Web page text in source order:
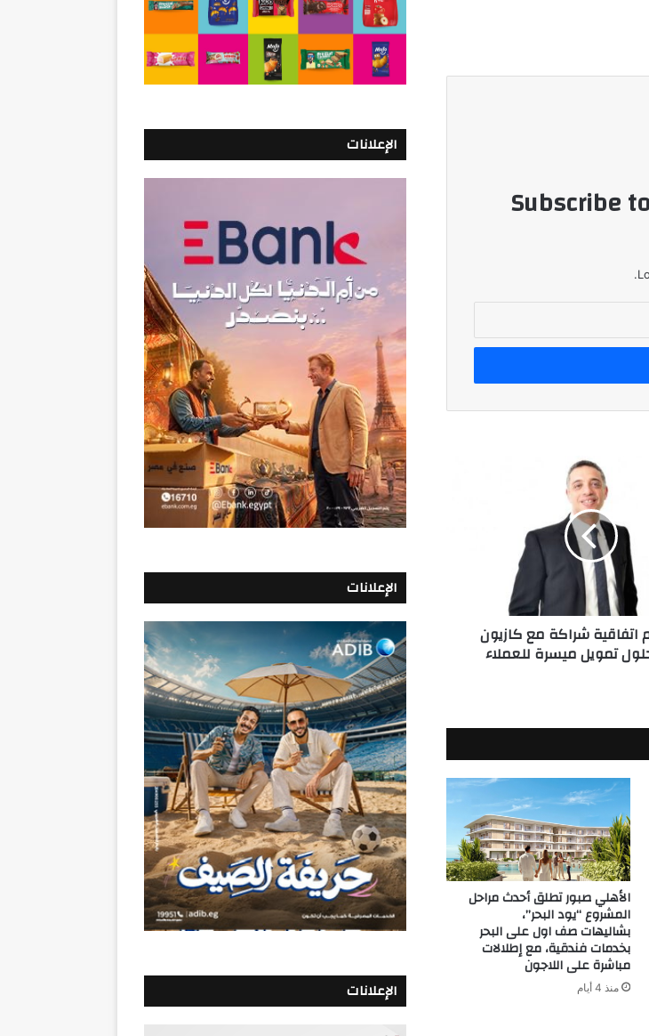
Subscribe
اتفاقية شراكة مع كازيون
تمويل ميسرة للعملاء
الأهلي صبور تطلق أحدث مراحل
المشروع “يود البحر”،
بشاليهات صف اول على البحر
بخدمات فندقية، مع إطلالات
مباشرة على اللاجون
منذ 4 أيام
الإعلانات
الإعلانات
الإعلانات